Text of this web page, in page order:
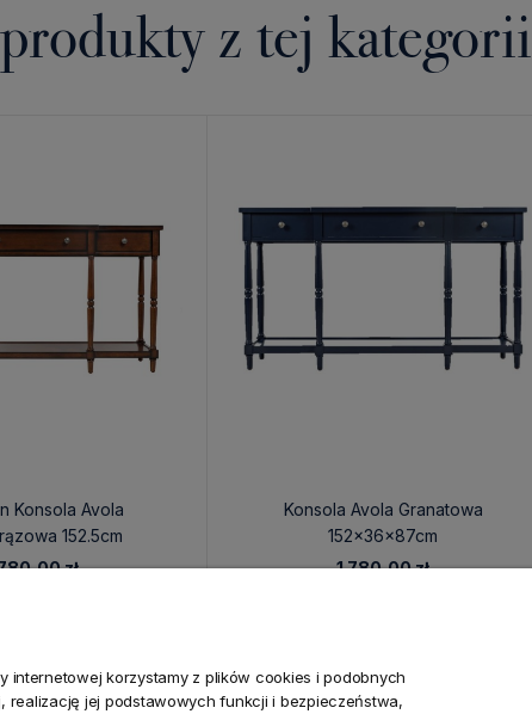
z tej kategorii
Konsola Avola
152.5cm
zł
Konsola Avola Granatowa
152x36x87cm
1 780,00 zł
internetowej korzystamy z plików cookies i podobnych
realizację jej podstawowych funkcji i bezpieczeństwa,